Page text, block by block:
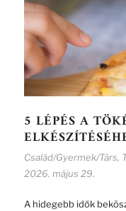
5 LÉPÉS A
Család/Gyermek/Társ,
2026. május 29.
A hidegebb idők